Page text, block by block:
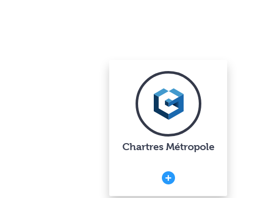
Chartres Métropole